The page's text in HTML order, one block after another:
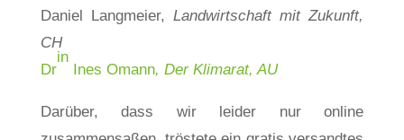
Daniel Langmeier, Landwirtschaft mit Zukunft,
CH
Dr
in
Ines Omann, Der Klimarat, AU
Darüber, dass wir leider nur online